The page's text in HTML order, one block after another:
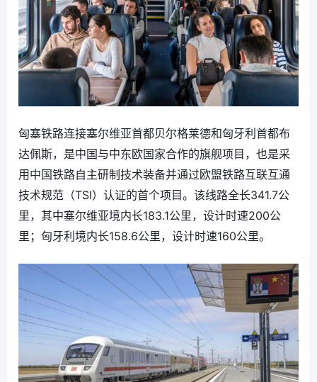
匈塞铁路连接塞尔维亚首都贝尔格莱德和匈牙利首都布
达佩斯，是中国与中东欧国家合作的旗舰项目，也是采
用中国铁路自主研制技术装备并通过欧盟铁路互联互通
技术规范（TSI）认证的首个项目。该线路全长341.7公
里，其中塞尔维亚境内长183.1公里，设计时速200公
里；匈牙利境内长158.6公里，设计时速160公里。